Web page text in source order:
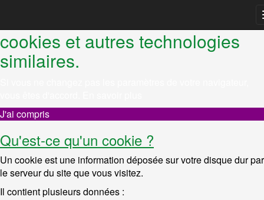
cookies et autres technologies
similaires.
J'ai compris
Qu'est-ce qu'un cookie ?
Un cookie est une information déposée sur votre disque dur par
le serveur du site que vous visitez.
Il contient plusieurs données :